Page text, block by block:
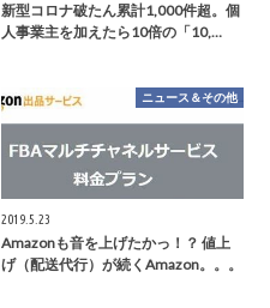
新型コロナ破たん累計1,000件超。個
人事業主を加えたら10倍の「10,…
ニュース＆その他
2019.5.23
Amazonも音を上げたかっ！？ 値上
げ（配送代行）が続くAmazon。。。